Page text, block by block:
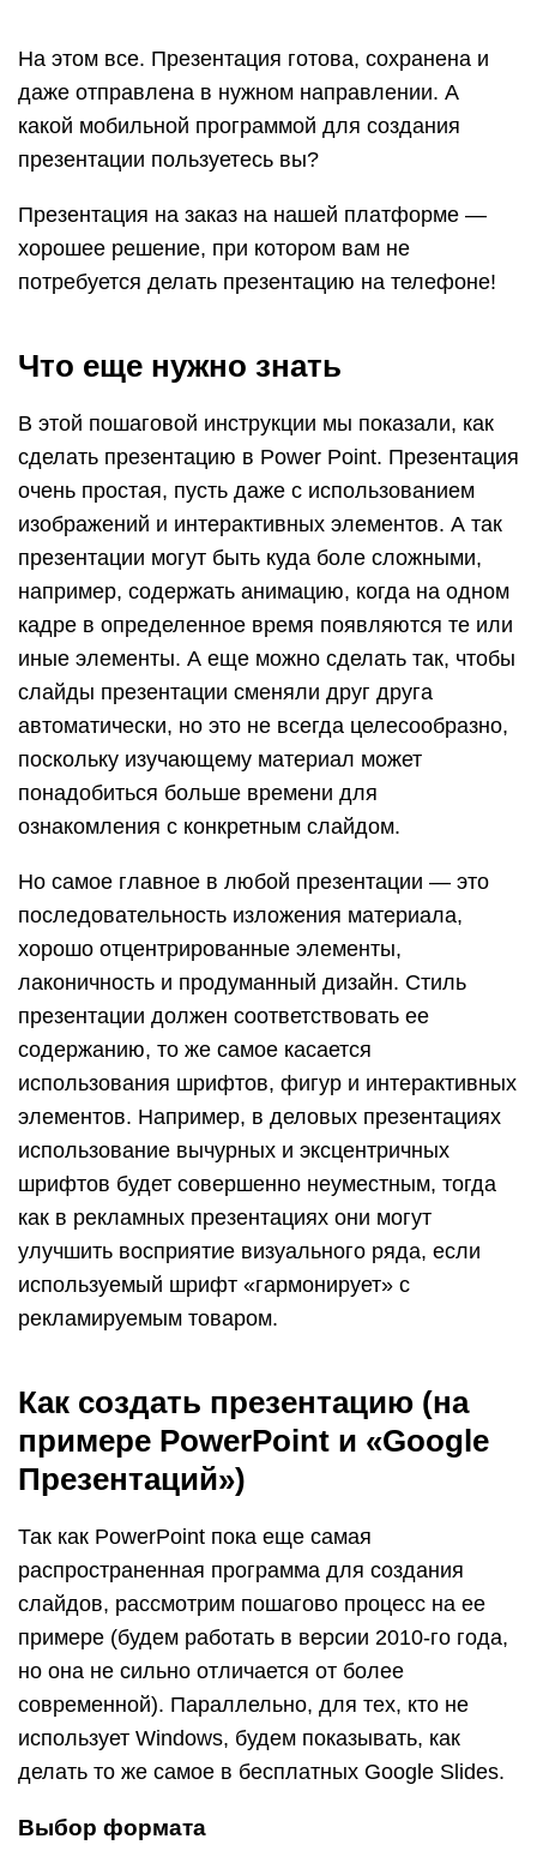
На этом все. Презентация готова, сохранена и
даже отправлена в нужном направлении. А
какой мобильной программой для создания
презентации пользуетесь вы?
Презентация на заказ на нашей платформе —
хорошее решение, при котором вам не
потребуется делать презентацию на телефоне!
Что еще нужно знать
В этой пошаговой инструкции мы показали, как
сделать презентацию в Power Point. Презентация
очень простая, пусть даже с использованием
изображений и интерактивных элементов. А так
презентации могут быть куда боле сложными,
например, содержать анимацию, когда на одном
кадре в определенное время появляются те или
иные элементы. А еще можно сделать так, чтобы
слайды презентации сменяли друг друга
автоматически, но это не всегда целесообразно,
поскольку изучающему материал может
понадобиться больше времени для
ознакомления с конкретным слайдом.
Но самое главное в любой презентации — это
последовательность изложения материала,
хорошо отцентрированные элементы,
лаконичность и продуманный дизайн. Стиль
презентации должен соответствовать ее
содержанию, то же самое касается
использования шрифтов, фигур и интерактивных
элементов. Например, в деловых презентациях
использование вычурных и эксцентричных
шрифтов будет совершенно неуместным, тогда
как в рекламных презентациях они могут
улучшить восприятие визуального ряда, если
используемый шрифт «гармонирует» с
рекламируемым товаром.
Как создать презентацию (на
примере PowerPoint и «Google
Презентаций»)
Так как PowerPoint пока еще самая
распространенная программа для создания
слайдов, рассмотрим пошагово процесс на ее
примере (будем работать в версии 2010-го года,
но она не сильно отличается от более
современной). Параллельно, для тех, кто не
использует Windows, будем показывать, как
делать то же самое в бесплатных Google Slides.
Выбор формата